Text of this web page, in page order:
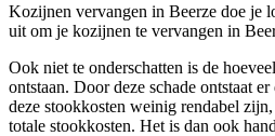
Kozijnen vervangen in Beerze doe je
uit om je kozijnen te vervangen in
Ook niet te onderschatten is de
ontstaan. Door deze schade ontstaat
deze stookkosten weinig rendabel
totale stookkosten. Het is dan ook